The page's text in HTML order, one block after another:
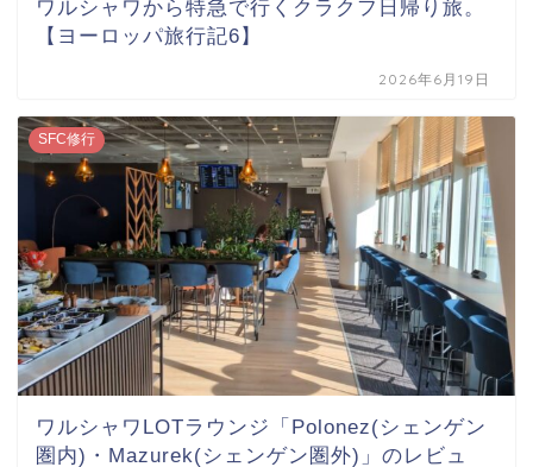
ワルシャワから特急で行くクラクフ日帰り旅。
【ヨーロッパ旅行記6】
2026年6月19日
SFC修行
ワルシャワLOTラウンジ「Polonez(シェンゲン
圏内)・Mazurek(シェンゲン圏外)」のレビュ